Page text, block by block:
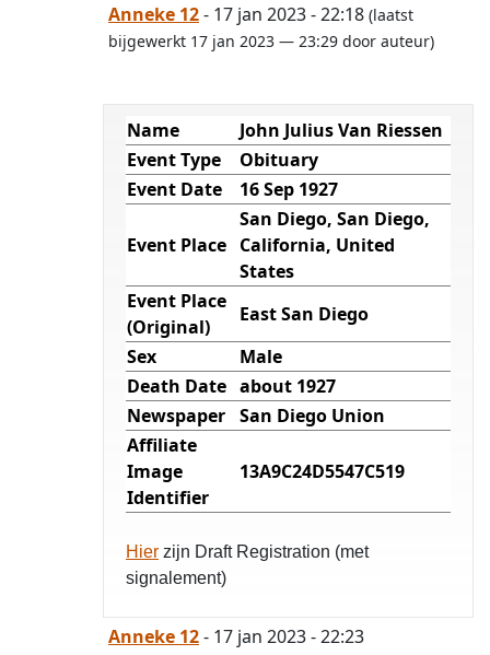
Anneke 12- 17 jan 2023 - 22:18 (laatst
bijgewerkt 17 jan 2023 — 23:29 door auteur)
Name
John Julius Van Riessen
Event Type
Obituary
Event Date
16 Sep 1927
Event Place
San Diego, San Diego,
California, United
States
Event Place
(Original)
East San Diego
Sex
Male
Death Date about 1927
Newspaper San Diego Union
Affiliate
Image
Identifier
13A9C24D5547C519
Hier zijn Draft Registration (met
signalement)
Anneke 12- 17 jan 2023 - 22:23